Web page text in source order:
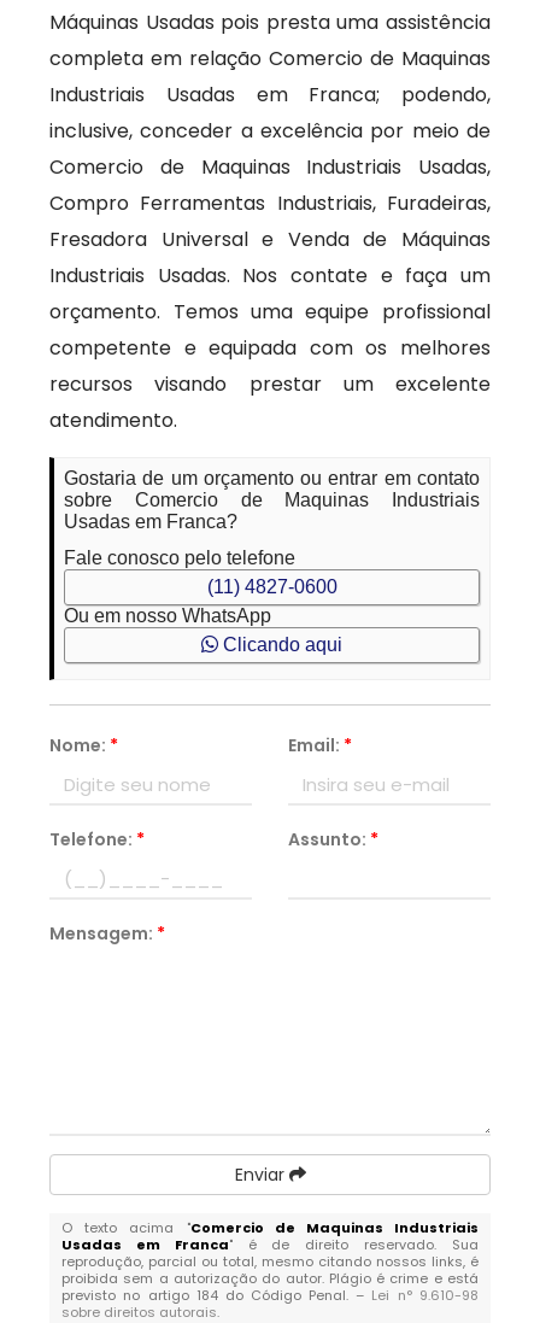
Máquinas Usadas pois presta uma assistência
completa em relação Comercio de Maquinas
Industriais Usadas em Franca; podendo,
inclusive, conceder a excelência por meio de
Comercio de Maquinas Industriais Usadas,
Compro Ferramentas Industriais, Furadeiras,
Fresadora Universal e Venda de Máquinas
Industriais Usadas. Nos contate e faça um
orçamento. Temos uma equipe profissional
competente e equipada com os melhores
recursos visando prestar um excelente
atendimento.
Gostaria de um orçamento ou entrar em contato
sobre Comercio de Maquinas Industriais
Usadas em Franca?
Fale conosco pelo telefone
(11) 4827-0600
Ou em nosso WhatsApp
Clicando aqui
Nome: * Email: *
Telefone: * Assunto: *
Mensagem: *
Enviar
O texto acima "Comercio de Maquinas Industriais
Usadas em Franca" é de direito reservado. Sua
reprodução, parcial ou total, mesmo citando nossos links, é
proibida sem a autorização do autor. Plágio é crime e está
previsto no artigo 184 do Código Penal. – Lei n° 9.610-98
sobre direitos autorais.